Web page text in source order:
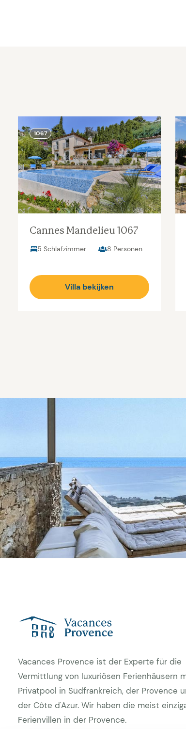
1067
Cannes Mandelieu 1067
5 Schlafzimmer 8 Personen
Villa bekijken
Vacances Provence ist der Experte für die
Vermittlung von luxuriösen Ferienhäusern
Privatpool in Südfrankreich, der Provence
der Côte d'Azur. Wir haben die meist
Ferienvillen in der Provence.